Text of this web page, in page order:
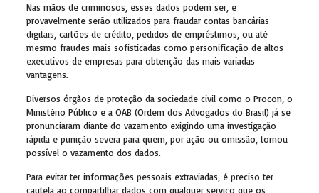
Nas mãos de criminosos, esses dados podem ser, e
provavelmente serão utilizados para fraudar contas bancárias
digitais, cartões de crédito, pedidos de empréstimos, ou até
mesmo fraudes mais sofisticadas como personificação de altos
executivos de empresas para obtenção das mais variadas
vantagens.
Diversos órgãos de proteção da sociedade civil como o Procon, o
Ministério Público e a OAB (Ordem dos Advogados do Brasil) já se
pronunciaram diante do vazamento exigindo uma investigação
rápida e punição severa para quem, por ação ou omissão, tornou
possível o vazamento dos dados.
Para evitar ter informações pessoais extraviadas, é preciso ter
cautela ao compartilhar dados com qualquer serviço que os